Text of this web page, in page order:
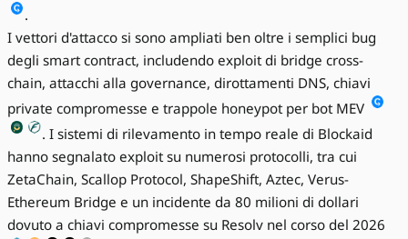
.
I vettori d'attacco si sono ampliati ben oltre i semplici bug
degli smart contract, includendo exploit di bridge cross-
chain, attacchi alla governance, dirottamenti DNS, chiavi
private compromesse e trappole honeypot per bot MEV
. I sistemi di rilevamento in tempo reale di Blockaid
hanno segnalato exploit su numerosi protocolli, tra cui
ZetaChain, Scallop Protocol, ShapeShift, Aztec, Verus-
Ethereum Bridge e un incidente da 80 milioni di dollari
dovuto a chiavi compromesse su Resolv nel corso del 2026